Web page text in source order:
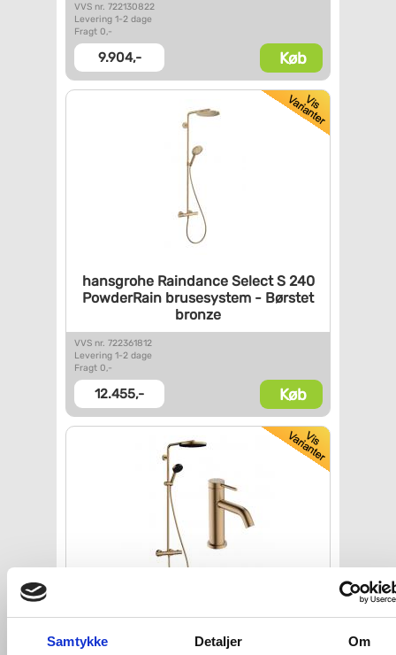
Samtykke Detaljer Om
VVS nr. 722130822
Levering 1-2 dage
Fragt 0,-
9.904,- Køb
hansgrohe Raindance Select S240
PowderRain brusesystem - Børstet
bronze
VVS nr. 722361812
Levering 1-2 dage
Fragt 0,-
12.455,- Køb
hansgrohe Pulsify S Puro &Tecturis
komplet pakke tilbadeværelset -
Børstet bronze